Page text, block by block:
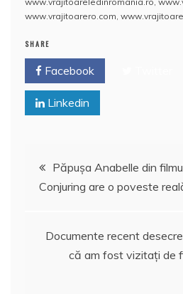
www.vrajitoarero.com,
SHARE
Facebook
Linkedin
Navigare
articole
Păpuşa Anabelle din
Conjuring are o poveste
Documente recent
că am fost vizitaţi de